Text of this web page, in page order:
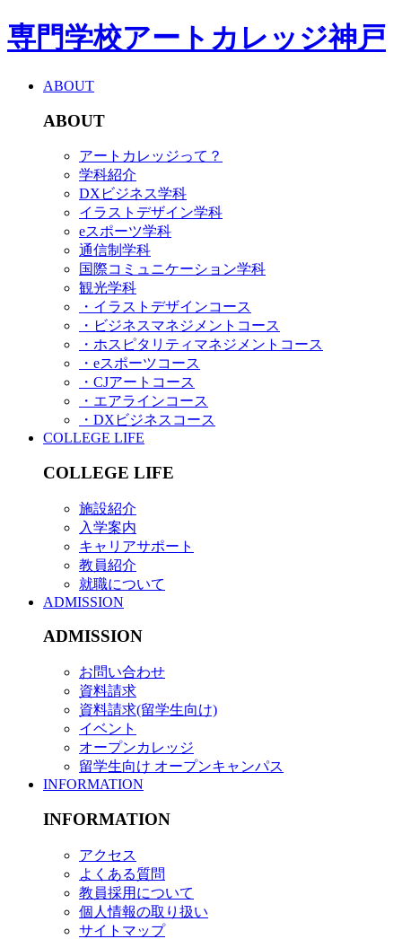
専門学校アートカレッジ神戸
ABOUT
ABOUT
アートカレッジって？
学科紹介
DXビジネス学科
イラストデザイン学科
eスポーツ学科
通信制学科
国際コミュニケーション学科
観光学科
・イラストデザインコース
・ビジネスマネジメントコース
・ホスピタリティマネジメントコース
・eスポーツコース
・CJアートコース
・エアラインコース
・DXビジネスコース
COLLEGE LIFE
COLLEGE LIFE
施設紹介
入学案内
キャリアサポート
教員紹介
就職について
ADMISSION
ADMISSION
お問い合わせ
資料請求
資料請求(留学生向け)
イベント
オープンカレッジ
留学生向け オープンキャンパス
INFORMATION
INFORMATION
アクセス
よくある質問
教員採用について
個人情報の取り扱い
サイトマップ